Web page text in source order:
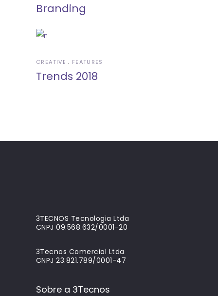
Branding
CREATIVE FEATURES
Trends 2018
3TECNOS Tecnologia Ltda
CNPJ 09.568.632/0001-20
3Tecnos Comercial Ltda
CNPJ 23.821.789/0001-47
Sobre a 3Tecnos